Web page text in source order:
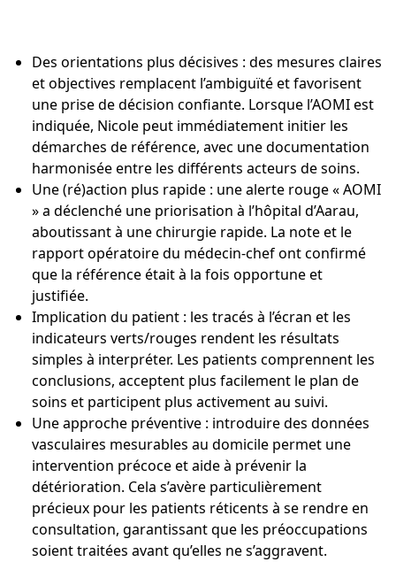
Des orientations plus décisives : des mesures claires
et objectives remplacent l’ambiguïté et favorisent
une prise de décision confiante. Lorsque l’AOMI est
indiquée, Nicole peut immédiatement initier les
démarches de référence, avec une documentation
harmonisée entre les différents acteurs de soins.
Une (ré)action plus rapide : une alerte rouge « AOMI
» a déclenché une priorisation à l’hôpital d’Aarau,
aboutissant à une chirurgie rapide. La note et le
rapport opératoire du médecin-chef ont confirmé
que la référence était à la fois opportune et
justifiée.
Implication du patient : les tracés à l’écran et les
indicateurs verts/rouges rendent les résultats
simples à interpréter. Les patients comprennent les
conclusions, acceptent plus facilement le plan de
soins et participent plus activement au suivi.
Une approche préventive : introduire des données
vasculaires mesurables au domicile permet une
intervention précoce et aide à prévenir la
détérioration. Cela s’avère particulièrement
précieux pour les patients réticents à se rendre en
consultation, garantissant que les préoccupations
soient traitées avant qu’elles ne s’aggravent.